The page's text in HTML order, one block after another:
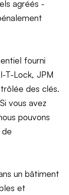
agréés -
fourni
T-Lock, JPM
des clés.
vous avez
pouvons
un bâtiment
et